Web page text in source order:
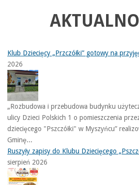
Klub Dziecięcy „Przczółki” gotowy na
2026
„Rozbudowa i przebudowa budynku
ulicy Dzieci Polskich 1 o pomieszczenia
dziecięcego "Pszczółki" w Myszyńcu”
Gminę...
Ruszyły zapisy do Klubu Dziecięcego
sierpień 2026